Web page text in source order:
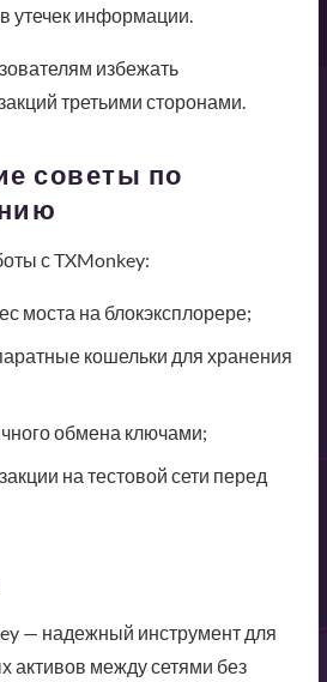
утечек информации.
избежать
третьими сторонами.
советы по
с TXMonkey:
моста на блокэксплорере;
кошельки для хранения
обмена ключами;
на тестовой сети перед
— надежный инструмент для
активов между сетями без